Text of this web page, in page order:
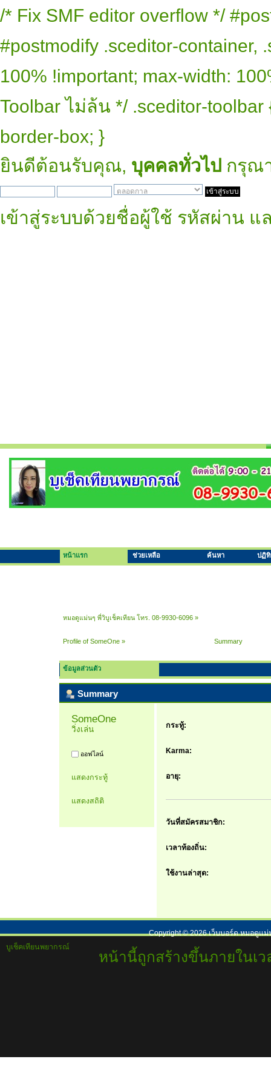
/* Fix SMF editor overflow */
#postmodify .sceditor-container,
100% !important; max-width:
Toolbar ไม่ล้น */ .sceditor-
border-box; }
ยินดีต้อนรับคุณ, บุคคลทั่วไป กรุณ
เข้าสู่ระบบด้วยชื่อผู้ใช้ รหัสผ่าน แ
หน้าแรก ช่วยเหลือ ค้นหา ปฏิ
หมอดูแม่นๆ พี่วิบูเช็คเทียน โทร. 08-9930-6096 »
Profile of SomeOne » Summary
ข้อมูลส่วนตัว
Summary
SomeOne
วิ่งเล่น
ออฟไลน์
แสดงกระทู้
แสดงสถิติ
กระทู้:
Karma:
อายุ:
วันที่สมัครสมาชิก:
เวลาท้องถิ่น:
ใช้งานล่าสุด:
Copyright ©2026เว็บบอร์ด หมอดูแม่
บูเช็คเทียนพยากรณ์
หน้านี้ถูกสร้างขึ้นภายในเว